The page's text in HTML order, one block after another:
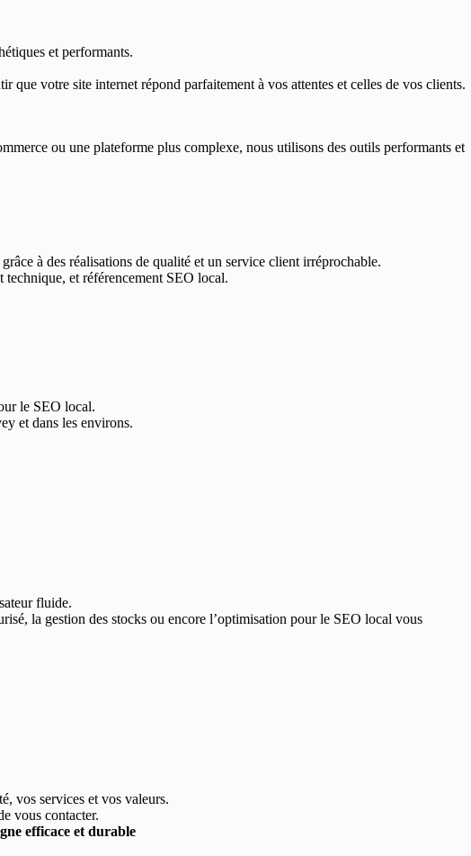
et performants.
votre site internet répond parfaitement à vos attentes et celles de vos clients.
ou une plateforme plus complexe, nous utilisons des outils performants et
à des réalisations de qualité et un service client irréprochable.
technique, et référencement SEO local.
le SEO local.
et dans les environs.
fluide.
la gestion des stocks ou encore l’optimisation pour le SEO local vous
vos services et vos valeurs.
vous contacter.
efficace et durable